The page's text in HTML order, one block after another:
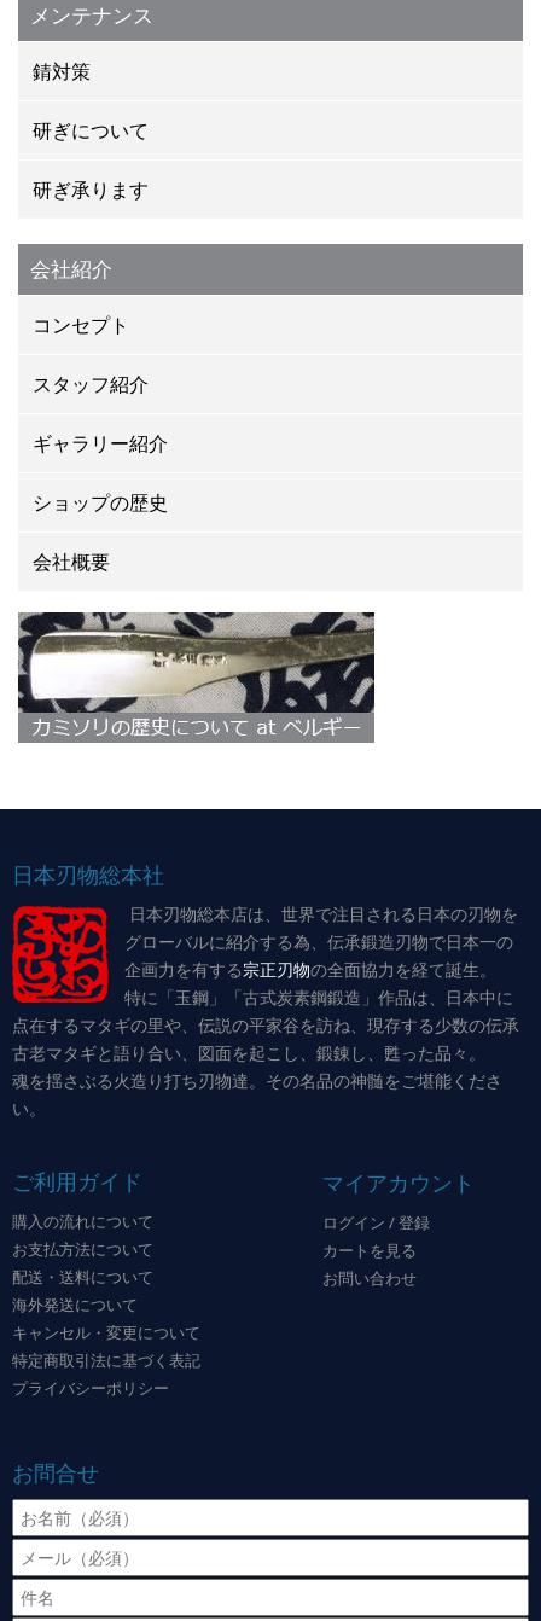
メンテナンス
錆対策
研ぎについて
研ぎ承ります
会社紹介
コンセプト
スタッフ紹介
ギャラリー紹介
ショップの歴史
会社概要
日本刃物総本社
日本刃物総本店は、世界で注目される日本の刃物を
グローバルに紹介する為、伝承鍛造刃物で日本一の
企画力を有する宗正刃物の全面協力を経て誕生。
特に「玉鋼」「古式炭素鋼鍛造」作品は、日本中に
点在するマタギの里や、伝説の平家谷を訪ね、現存する少数の伝承
古老マタギと語り合い、図面を起こし、鍛錬し、甦った品々。
魂を揺さぶる火造り打ち刃物達。その名品の神髄をご堪能くださ
い。
ご利用ガイド
購入の流れについて
お支払方法について
配送・送料について
海外発送について
キャンセル・変更について
特定商取引法に基づく表記
プライバシーポリシー
マイアカウント
ログイン / 登録
カートを見る
お問い合わせ
お問合せ